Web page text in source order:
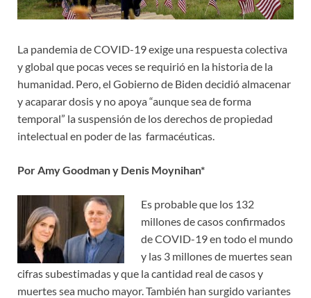
La pandemia de COVID-19 exige una respuesta colectiva
y global que pocas veces se requirió en la historia de la
humanidad. Pero, el Gobierno de Biden decidió almacenar
y acaparar dosis y no apoya “aunque sea de forma
temporal” la suspensión de los derechos de propiedad
intelectual en poder de las farmacéuticas.
Por Amy Goodman y Denis Moynihan*
Es probable que los 132
millones de casos confirmados
de COVID-19 en todo el mundo
y las 3 millones de muertes sean
cifras subestimadas y que la cantidad real de casos y
muertes sea mucho mayor. También han surgido variantes